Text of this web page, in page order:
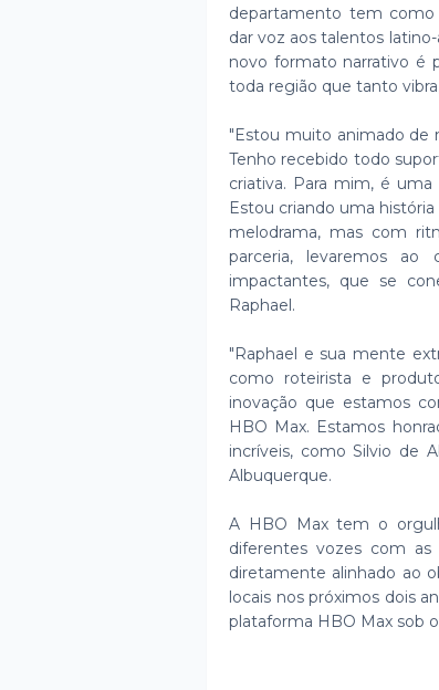
departamento tem como
dar voz aos talentos
novo formato narrativo é
toda região que tanto
"Estou muito animado de
Tenho recebido todo
criativa. Para mim, é
Estou criando uma
melodrama, mas com
parceria, levaremos ao
impactantes, que se
Raphael.
"Raphael e sua mente
como roteirista e
inovação que estamos
HBO Max. Estamos
incríveis, como Silvio de
Albuquerque.
A HBO Max tem o
diferentes vozes com as
diretamente alinhado ao
locais nos próximos dois
plataforma HBO Max sob